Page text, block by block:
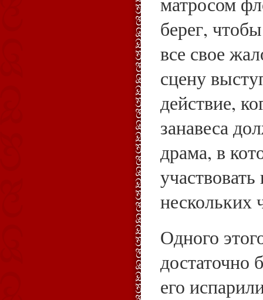
берег,
все свое
сцену
действие,
занавеса
драма, в
нескольких
Одного
достаточно
его